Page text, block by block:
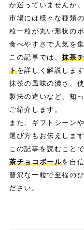
か迷っていませんか。
市場には様々な種類
粒一粒が丸い形状の
食べやすさで人気を
この記事では、抹茶
トを詳しく解説します
抹茶の風味の濃さ、
製法の違いなど、知
ご紹介します。
また、ギフトシーン
選び方もお伝えします
この記事を読むこと
茶チョコボールを自
贅沢な一粒で至福の
ださい。